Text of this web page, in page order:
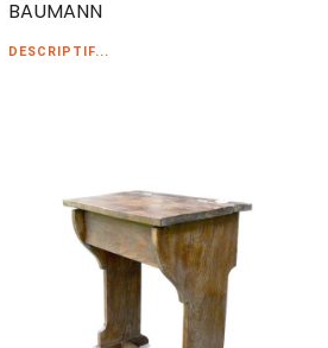
BAUMANN
DESCRIPTIF...